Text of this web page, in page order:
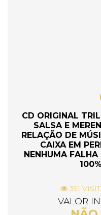
CD ORIGINAL
SALSA E
RELAÇÃO DE
CAIXA EM
NENHUMA FALHA
391
VALOR